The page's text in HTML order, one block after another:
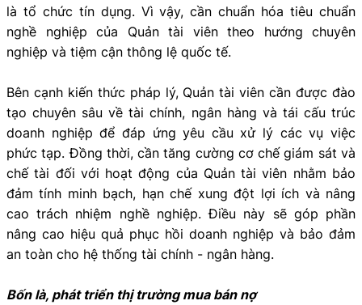
là tổ chức tín dụng. Vì vậy, cần chuẩn hóa tiêu chuẩn
nghề nghiệp của Quản tài viên theo hướng chuyên
nghiệp và tiệm cận thông lệ quốc tế.
Bên cạnh kiến thức pháp lý, Quản tài viên cần được đào
tạo chuyên sâu về tài chính, ngân hàng và tái cấu trúc
doanh nghiệp để đáp ứng yêu cầu xử lý các vụ việc
phức tạp. Đồng thời, cần tăng cường cơ chế giám sát và
chế tài đối với hoạt động của Quản tài viên nhằm bảo
đảm tính minh bạch, hạn chế xung đột lợi ích và nâng
cao trách nhiệm nghề nghiệp. Điều này sẽ góp phần
nâng cao hiệu quả phục hồi doanh nghiệp và bảo đảm
an toàn cho hệ thống tài chính - ngân hàng.
Bốn là, phát triển thị trường mua bán nợ